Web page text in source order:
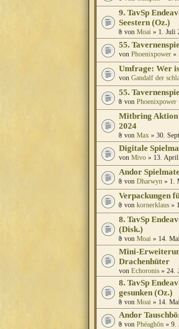
9. TavSp
Seestern (Oz.)
von Moai » 1. Juli
55.
von Phoenixpower »
Umfrage: Wer
von Gandalf der
55.
von Phoenixpower
Mitbring Aktion
2024
von Max » 30.
Digitale
von Mivo » 13.
Andor
von Dharwyn » 1.
Verpackungen
von kornerklaus »
8. TavSp
(Disk.)
von Moai » 14.
Mini-
Drachenhüter
von Echoronis » 24.
8. TavSp
gesunken (Oz.)
von Moai » 14.
Andor
von Phéaghôn » 9.